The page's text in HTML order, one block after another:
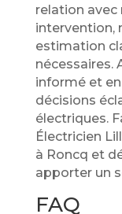
relation avec
intervention,
estimation
nécessaires.
informé et
décisions
électriques.
Électricien
à Roncq et
apporter un
FAQ